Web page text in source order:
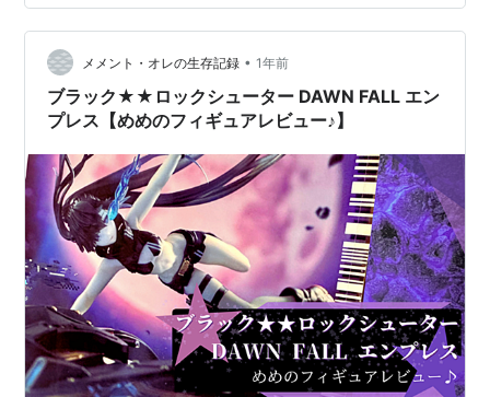
メメント・オレの生存記録 • 1年前
ブラック★★ロックシューター DAWN FALL エン
プレス【めめのフィギュアレビュー♪】